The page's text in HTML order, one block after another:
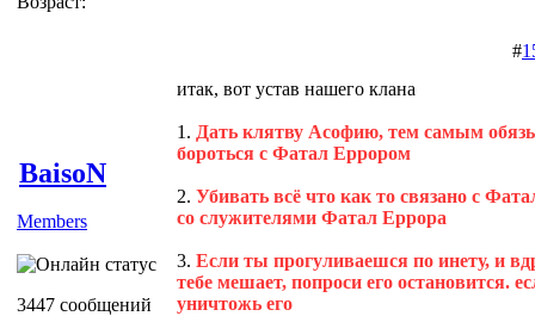
BaisoN
Members
3447 сообщений
#
итак, вот устав нашего клана
1. Дать клятву Асофию, тем самым
бороться с Фатал Еррором
2. Убивать всё что как то связано с
со служителями Фатал Еррора
3. Если ты прогуливаешся по инету, и
тебе мешает, попроси его остановится.
уничтожь его